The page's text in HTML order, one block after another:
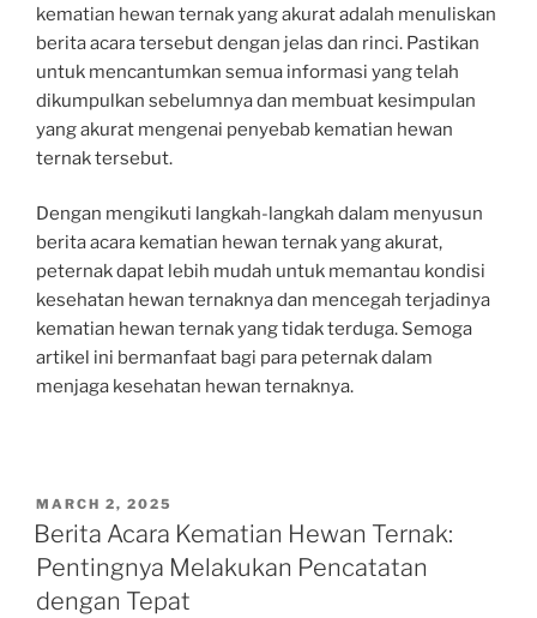
kematian hewan ternak yang akurat adalah menuliskan
berita acara tersebut dengan jelas dan rinci. Pastikan
untuk mencantumkan semua informasi yang telah
dikumpulkan sebelumnya dan membuat kesimpulan
yang akurat mengenai penyebab kematian hewan
ternak tersebut.
Dengan mengikuti langkah-langkah dalam menyusun
berita acara kematian hewan ternak yang akurat,
peternak dapat lebih mudah untuk memantau kondisi
kesehatan hewan ternaknya dan mencegah terjadinya
kematian hewan ternak yang tidak terduga. Semoga
artikel ini bermanfaat bagi para peternak dalam
menjaga kesehatan hewan ternaknya.
POSTED
ON
MARCH 2, 2025
Berita Acara Kematian Hewan Ternak:
Pentingnya Melakukan Pencatatan
dengan Tepat